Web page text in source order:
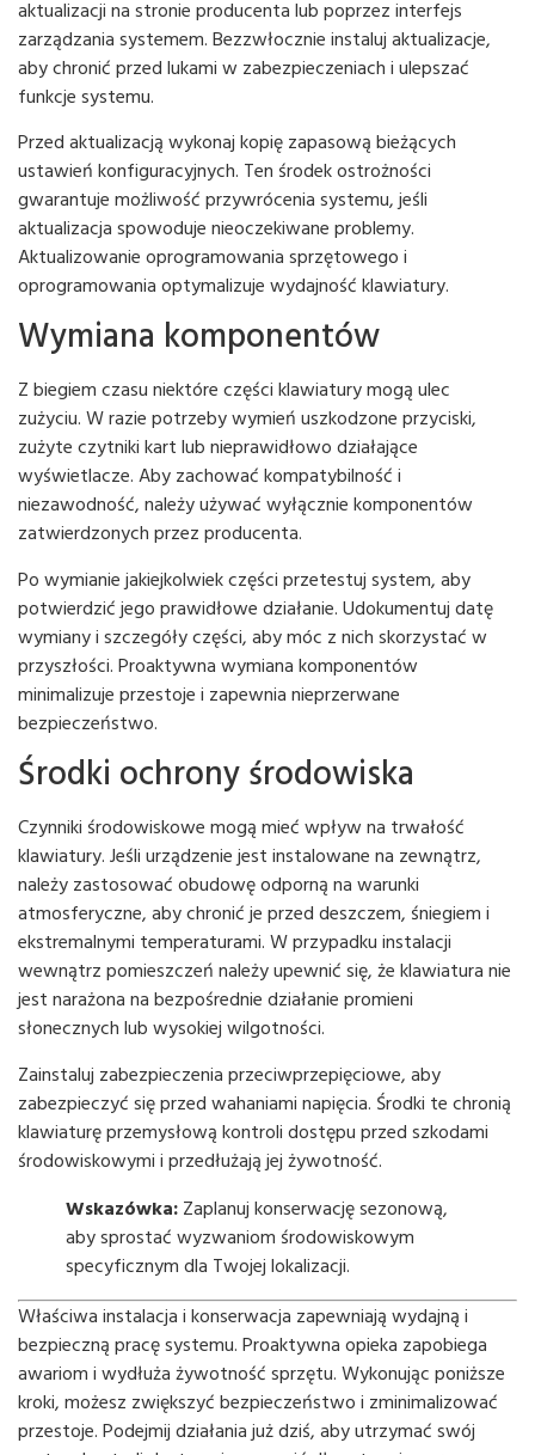
aktualizacji na stronie producenta lub poprzez interfejs
zarządzania systemem. Bezzwłocznie instaluj aktualizacje,
aby chronić przed lukami w zabezpieczeniach i ulepszać
funkcje systemu.
Przed aktualizacją wykonaj kopię zapasową bieżących
ustawień konfiguracyjnych. Ten środek ostrożności
gwarantuje możliwość przywrócenia systemu, jeśli
aktualizacja spowoduje nieoczekiwane problemy.
Aktualizowanie oprogramowania sprzętowego i
oprogramowania optymalizuje wydajność klawiatury.
Wymiana komponentów
Z biegiem czasu niektóre części klawiatury mogą ulec
zużyciu. W razie potrzeby wymień uszkodzone przyciski,
zużyte czytniki kart lub nieprawidłowo działające
wyświetlacze. Aby zachować kompatybilność i
niezawodność, należy używać wyłącznie komponentów
zatwierdzonych przez producenta.
Po wymianie jakiejkolwiek części przetestuj system, aby
potwierdzić jego prawidłowe działanie. Udokumentuj datę
wymiany i szczegóły części, aby móc z nich skorzystać w
przyszłości. Proaktywna wymiana komponentów
minimalizuje przestoje i zapewnia nieprzerwane
bezpieczeństwo.
Środki ochrony środowiska
Czynniki środowiskowe mogą mieć wpływ na trwałość
klawiatury. Jeśli urządzenie jest instalowane na zewnątrz,
należy zastosować obudowę odporną na warunki
atmosferyczne, aby chronić je przed deszczem, śniegiem i
ekstremalnymi temperaturami. W przypadku instalacji
wewnątrz pomieszczeń należy upewnić się, że klawiatura nie
jest narażona na bezpośrednie działanie promieni
słonecznych lub wysokiej wilgotności.
Zainstaluj zabezpieczenia przeciwprzepięciowe, aby
zabezpieczyć się przed wahaniami napięcia. Środki te chronią
klawiaturę przemysłową kontroli dostępu przed szkodami
środowiskowymi i przedłużają jej żywotność.
Wskazówka:Zaplanuj konserwację sezonową,
aby sprostać wyzwaniom środowiskowym
specyficznym dla Twojej lokalizacji.
Właściwa instalacja i konserwacja zapewniają wydajną i
bezpieczną pracę systemu. Proaktywna opieka zapobiega
awariom i wydłuża żywotność sprzętu. Wykonując poniższe
kroki, możesz zwiększyć bezpieczeństwo i zminimalizować
przestoje. Podejmij działania już dziś, aby utrzymać swój